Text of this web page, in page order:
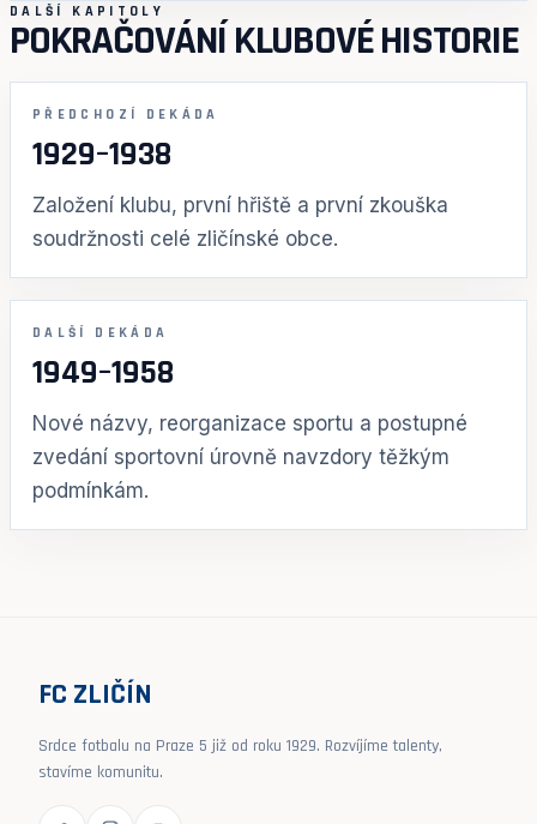
DALŠÍ KAPITOLY
POKRAČOVÁNÍ KLUBOVÉ HISTORIE
PŘEDCHOZÍ DEKÁDA
1929–1938
Založení klubu, první hřiště a první zkouška
soudržnosti celé zličínské obce.
DALŠÍ DEKÁDA
1949–1958
Nové názvy, reorganizace sportu a postupné
zvedání sportovní úrovně navzdory těžkým
podmínkám.
FC ZLIČÍN
Srdce fotbalu na Praze 5 již od roku 1929. Rozvíjíme talenty,
stavíme komunitu.